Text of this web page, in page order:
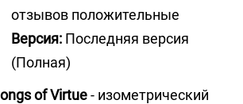
отзывов положительные
Версия: Последняя версия
(Полная)
of Virtue- изометрический